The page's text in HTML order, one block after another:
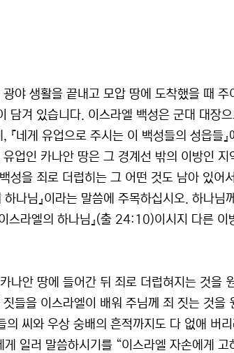
야 생활을 끝내고 모압 땅에 도착했을 때 주
담겨 있습니다. 이스라엘 백성은 군대 대장
네게 유업으로 주시는 이 백성들의 성읍들
업인 카나안 땅은 그 경계선 밖의 이방인 지
성을 죄로 더럽히는 그 어떤 것도 남아 있어
하나님』이라는 말씀에 주목하십시오. 하나님
스라엘의 하나님』(출 24:10)이시지 다른 이
나안 땅에 들어간 뒤 죄로 더럽혀지는 것을
들을 이스라엘이 배워 주님께 죄 짓는 것을
씨와 우상 숭배의 흔적까지도 다 없애 버
일러 말씀하시기를 “이스라엘 자손에게